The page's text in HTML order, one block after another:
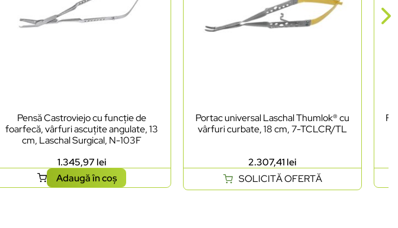
Pensă Castroviejo cu funcție de
foarfecă, vârfuri ascuțite angulate, 13
cm, Laschal Surgical, N-103F
1.345,97 lei
Adaugă în coș
Portac universal Laschal Thumlok® cu
vârfuri curbate, 18 cm, 7-TCLCR/TL
2.307,41 lei
SOLICITĂ OFERTĂ